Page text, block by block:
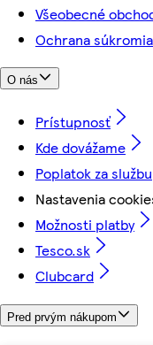
Všeobecné
Ochrana súkromia
O nás
Prístupnosť
Kde dovážame
Poplatok za službu
Nastavenia
Možnosti platby
Tesco.sk
Clubcard
Pred prvým nákupom